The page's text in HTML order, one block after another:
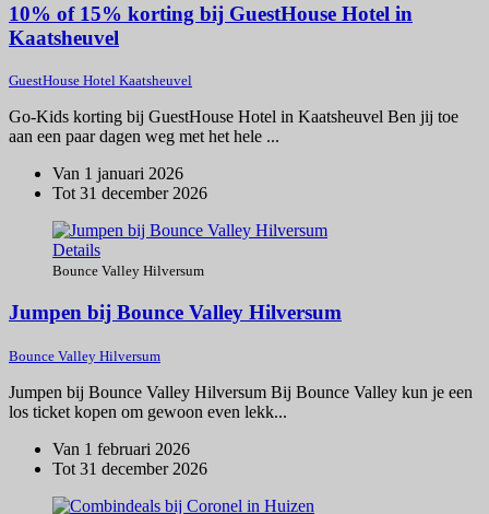
10% of 15% korting bij GuestHouse Hotel in
Kaatsheuvel
GuestHouse Hotel Kaatsheuvel
Go-Kids korting bij GuestHouse Hotel in Kaatsheuvel Ben jij toe
aan een paar dagen weg met het hele ...
Van 1 januari 2026
Tot 31 december 2026
Details
Bounce Valley Hilversum
Jumpen bij Bounce Valley Hilversum
Bounce Valley Hilversum
Jumpen bij Bounce Valley Hilversum Bij Bounce Valley kun je een
los ticket kopen om gewoon even lekk...
Van 1 februari 2026
Tot 31 december 2026